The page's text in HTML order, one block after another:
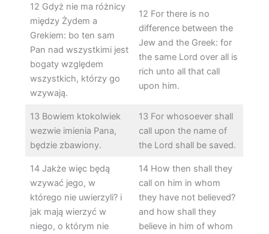
12 Gdyż nie ma różnicy
między Żydem a
Grekiem: bo ten sam
Pan nad wszystkimi jest
bogaty względem
wszystkich, którzy go
wzywają.
12 For there is no
difference between the
Jew and the Greek: for
the same Lord over all is
rich unto all that call
upon him.
13 Bowiem ktokolwiek
wezwie imienia Pana,
będzie zbawiony.
13 For whosoever shall
call upon the name of
the Lord shall be saved.
14 Jakże więc będą
wzywać jego, w
którego nie uwierzyli? i
jak mają wierzyć w
niego, o którym nie
14 How then shall they
call on him in whom
they have not believed?
and how shall they
believe in him of whom